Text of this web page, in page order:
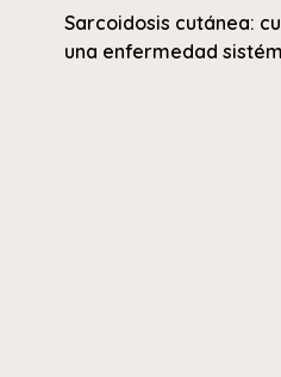
Sarcoidosis cutánea:
una enfermedad